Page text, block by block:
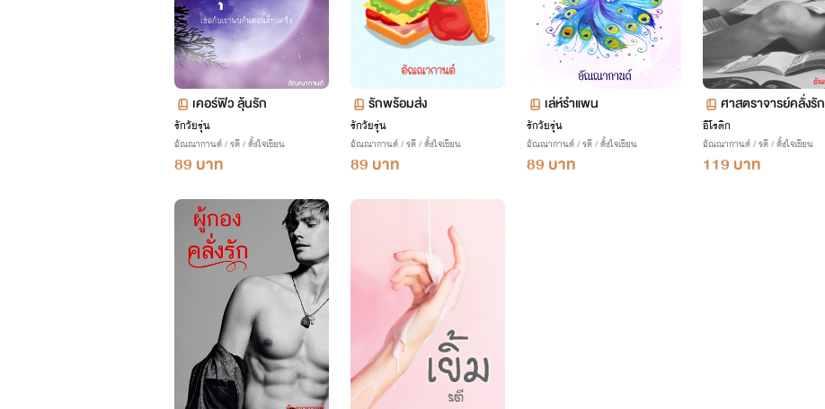
เคอร์ฟิว ลุ้นรัก
รักวัยรุ่น
อัณณากานต์ / รตี / ตั้งใจเขียน
89 บาท
รักพร้อมส่ง
รักวัยรุ่น
อัณณากานต์ / รตี / ตั้งใจเขียน
89 บาท
เล่ห์รำแพน
รักวัยรุ่น
อัณณากานต์ / รตี / ตั้งใจเขียน
89 บาท
ศาสตราจารย์คลั่งรัก
อีโรติก
อัณณากานต์ / รตี / ตั้งใจเขียน
119 บาท